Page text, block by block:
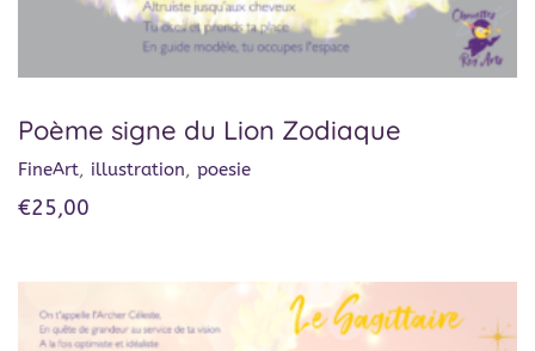
Poème signe du Lion Zodiaque
FineArt, illustration, poesie
€25,00